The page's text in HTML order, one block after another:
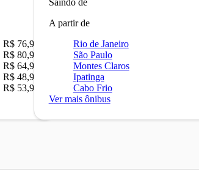
R$ 76,90
R$ 80,90
R$ 64,90
R$ 48,90
R$ 53,90
Saindo de
A partir de
Rio de Janeiro
São Paulo
Montes Claros
Ipatinga
Cabo Frio
Ver mais ônibus